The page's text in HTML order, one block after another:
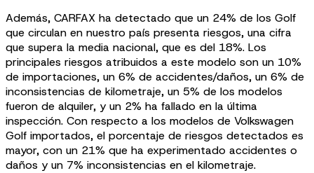
Además, CARFAX ha detectado que un 24% de los Golf
que circulan en nuestro país presenta riesgos, una cifra
que supera la media nacional, que es del 18%. Los
principales riesgos atribuidos a este modelo son un 10%
de importaciones, un 6% de accidentes/daños, un 6% de
inconsistencias de kilometraje, un 5% de los modelos
fueron de alquiler, y un 2% ha fallado en la última
inspección. Con respecto a los modelos de Volkswagen
Golf importados, el porcentaje de riesgos detectados es
mayor, con un 21% que ha experimentado accidentes o
daños y un 7% inconsistencias en el kilometraje.